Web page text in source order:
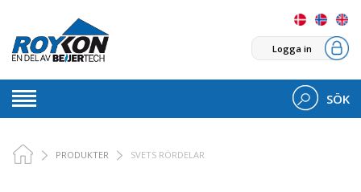
Logga in
SÖK
PRODUKTER SVETS RÖRDELAR